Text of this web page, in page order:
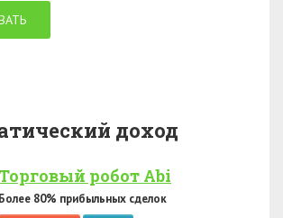
доход
Торговый робот Abi
Более 80% прибыльных сделок